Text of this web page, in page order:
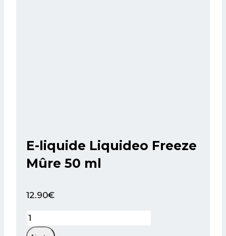
E-liquide Liquideo Freeze
Mûre 50 ml
12.90€
quantité
de